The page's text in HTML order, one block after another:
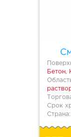
Бетон,
Срок
Страна: